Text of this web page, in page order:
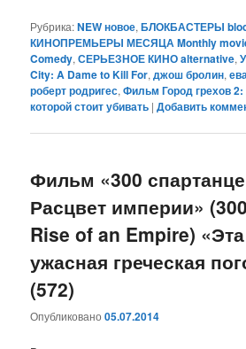
Рубрика:NEW новое,БЛОКБАСТЕРЫ
КИНОПРЕМЬЕРЫ МЕСЯЦА Monthly
Comedy,СЕРЬЕЗНОЕ КИНО alternative,
City: A Dame to Kill For,джош бролин,
роберт родригес,Фильм Город грехов
которой стоит убивать |Добавить
Фильм «300
Расцвет империи»
Rise of an Empire) «Эта
ужасная греческая
(572)
Опубликовано05.07.2014